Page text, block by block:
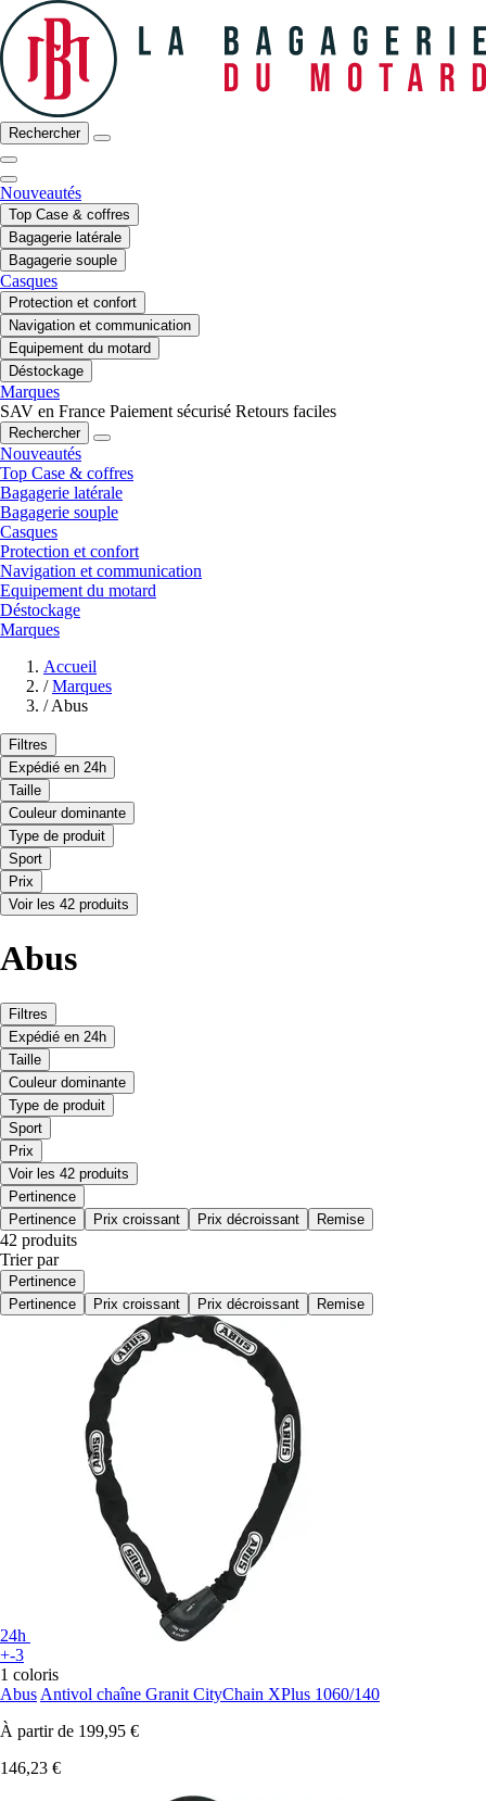
Rechercher
Nouveautés
Top Case & coffres
Bagagerie latérale
Bagagerie souple
Casques
Protection et confort
Navigation et communication
Equipement du motard
Déstockage
Marques
SAV en France Paiement sécurisé Retours faciles
Rechercher
Nouveautés
Top Case & coffres
Bagagerie latérale
Bagagerie souple
Casques
Protection et confort
Navigation et communication
Equipement du motard
Déstockage
Marques
Accueil
/ Marques
/ Abus
Filtres
Expédié en 24h
Taille
Couleur dominante
Type de produit
Sport
Prix
Voir les 42 produits
Abus
Filtres
Expédié en 24h
Taille
Couleur dominante
Type de produit
Sport
Prix
Voir les 42 produits
Pertinence
Pertinence
Prix croissant Prix décroissant Remise
42 produits
Trier par
Pertinence
Pertinence
Prix croissant Prix décroissant Remise
24h
+-3
1 coloris
Abus Antivol chaîne Granit CityChain XPlus 1060/140
À partir de 199,95 €
146,23 €